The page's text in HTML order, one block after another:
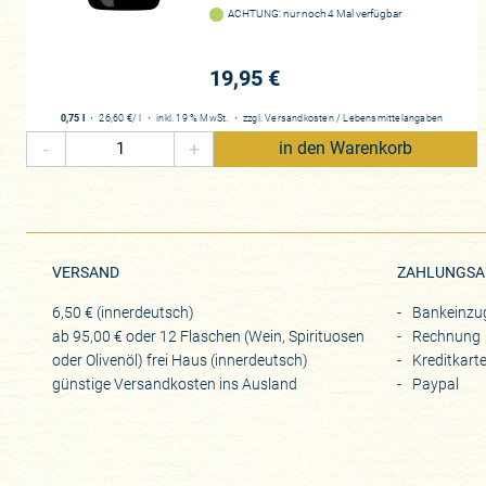
ACHTUNG: nur noch 4 Mal verfügbar
19,95 €
0,75 l ・26,60 €/ l ・inkl. 19 % MwSt. ・ zzgl.Versandkosten / Lebensmittelangaben
- + in den Warenkorb
VERSAND
6,50 € (innerdeutsch)
ab 95,00 € oder 12 Flaschen (Wein, Spirituosen
oder Olivenöl) frei Haus (innerdeutsch)
günstige Versandkosten ins Ausland
Rechnung
Paypal